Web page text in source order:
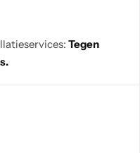
Tegen